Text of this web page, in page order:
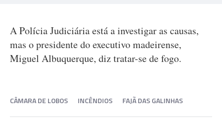
A Polícia Judiciária está a investigar as causas,
mas o presidente do executivo madeirense,
Miguel Albuquerque, diz tratar-se de fogo.
CÂMARA DE LOBOS INCÊNDIOS FAJÃ DAS GALINHAS